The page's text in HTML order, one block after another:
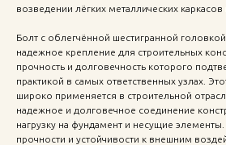
возведении лёгких металлических каркасов
Болт с облегчённой шестигранной
надежное крепление для строительных
прочность и долговечность которого
практикой в самых ответственных узлах.
широко применяется в строительной
надежное и долговечное соединение
нагрузку на фундамент и несущие
прочности и устойчивости к внешним